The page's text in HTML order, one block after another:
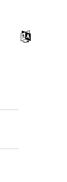
Menü
Zum